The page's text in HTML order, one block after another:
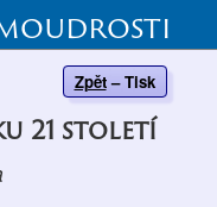
Zpět – Tisk
21 století